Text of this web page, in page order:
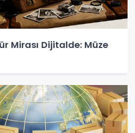
Mirası Dijitalde: Müze